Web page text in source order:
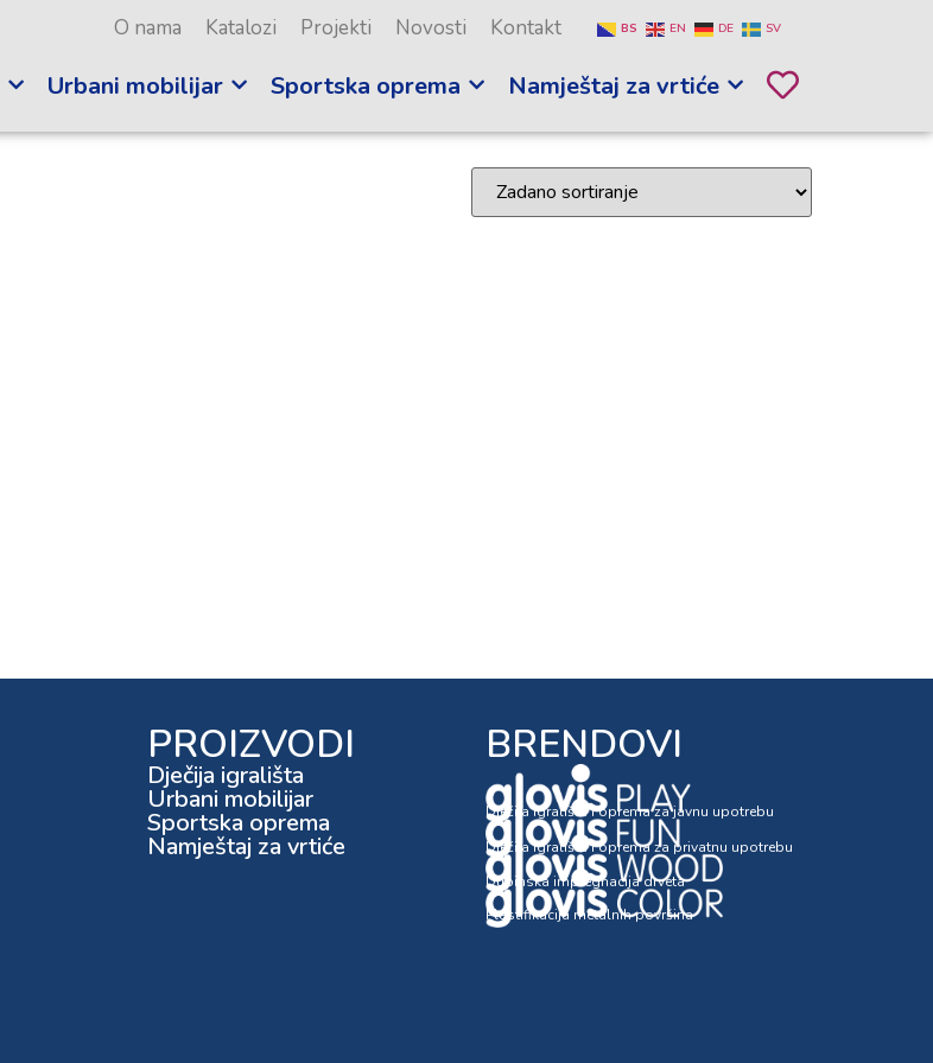
O nama Katalozi Projekti Novosti Kontakt BS EN DE SV
Urbani mobilijar Sportska oprema Namještaj za vrtiće
PROIZVODI
Dječija igrališta
Urbani mobilijar
Sportska oprema
Namještaj za vrtiće
BRENDOVI
Dječija igrališta i oprema za javnu upotrebu
Dječija igrališta i oprema za privatnu upotrebu
Dubinska impregnacija drveta
Plastifikacija metalnih površina